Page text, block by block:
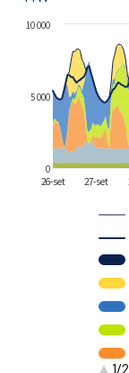
26-set 27-set
0
10 000
5 000
1/2